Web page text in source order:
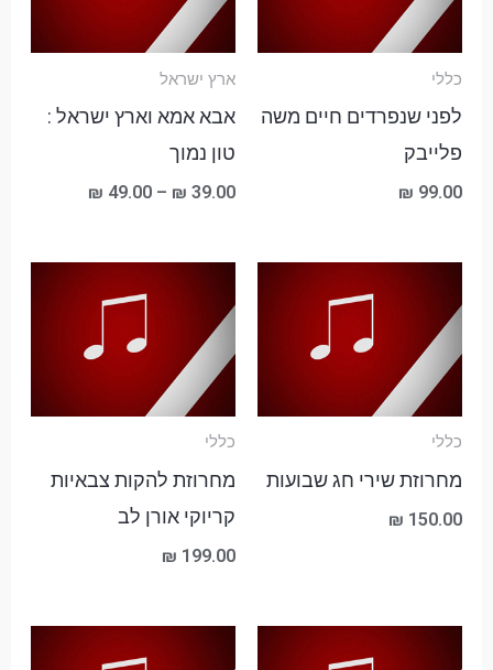
כללי
לפני שנפרדים חיים משה
פלייבק
₪ 99.00
ארץ ישראל
אבא אמא וארץ ישראל :
טון נמוך
₪ 39.00
–
₪ 49.00
כללי
מחרוזת שירי חג שבועות
₪ 150.00
כללי
מחרוזת להקות צבאיות
קריוקי אורן לב
₪ 199.00